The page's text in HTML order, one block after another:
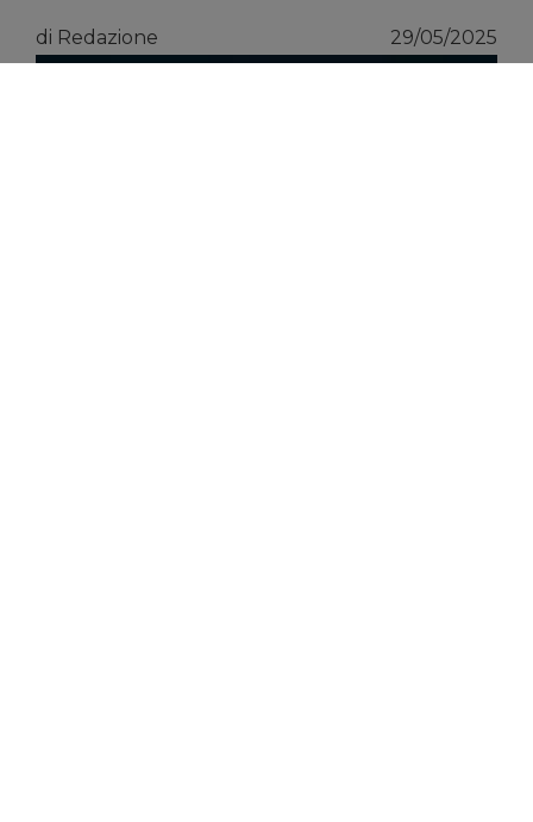
di Redazione 29/05/2025